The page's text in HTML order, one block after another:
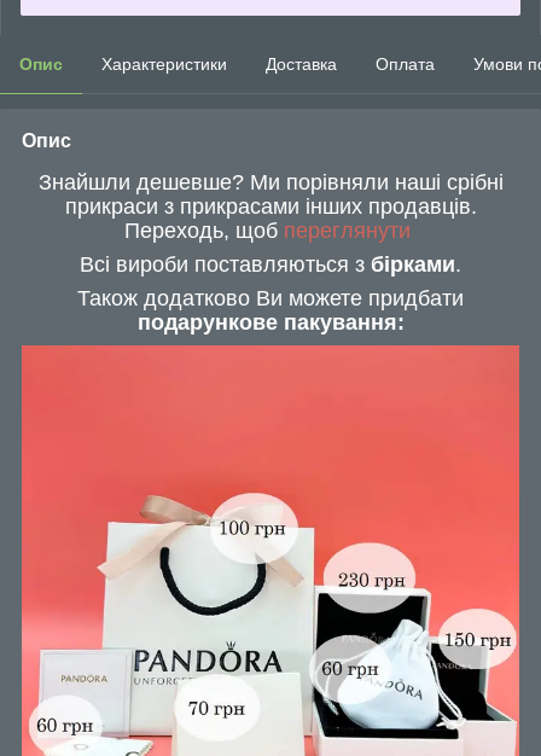
Опис Характеристики Доставка Оплата Умови
Опис
Знайшли дешевше? Ми порівняли наші срібні
прикраси з прикрасами інших продавців.
Переходь, щоб переглянути
Всі вироби поставляються з бірками.
Також додатково Ви можете придбати
подарункове пакування: